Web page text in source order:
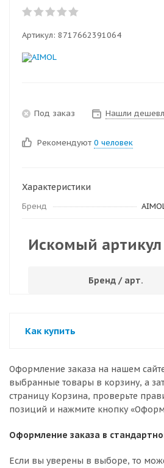
Артикул: 8717662391064
Под заказ Нашли
Рекомендуют 0 человек
Характеристики
Бренд
Искомый артикул
Бренд / арт.
Как купить
Оформление заказа на нашем
выбранные товары в корзину, а
страницу Корзина, проверьте
позиций и нажмите кнопку
Оформление заказа в
Если вы уверены в выборе, то